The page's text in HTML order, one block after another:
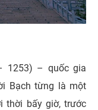
1253) – quốc gia
Bạch từng là một
thời bấy giờ, trước